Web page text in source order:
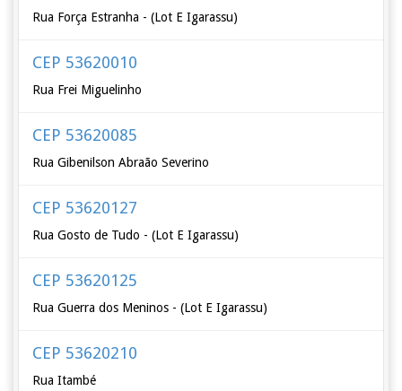
Rua Força Estranha - (Lot E Igarassu)
CEP 53620010
Rua Frei Miguelinho
CEP 53620085
Rua Gibenilson Abraão Severino
CEP 53620127
Rua Gosto de Tudo - (Lot E Igarassu)
CEP 53620125
Rua Guerra dos Meninos - (Lot E Igarassu)
CEP 53620210
Rua Itambé